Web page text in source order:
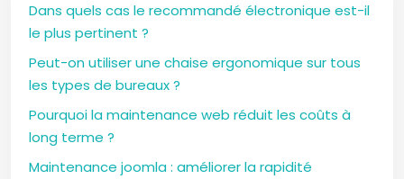
Dans quels cas le recommandé électronique est-il
le plus pertinent ?
Peut-on utiliser une chaise ergonomique sur tous
les types de bureaux ?
Pourquoi la maintenance web réduit les coûts à
long terme ?
Maintenance joomla : améliorer la rapidité